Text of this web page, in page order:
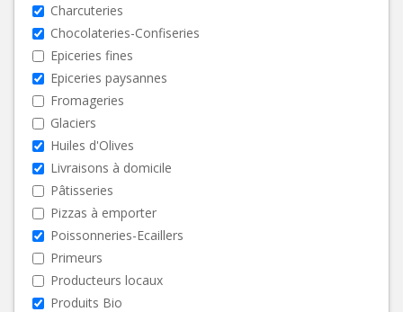
Charcuteries
Chocolateries-Confiseries
Epiceries fines
Epiceries paysannes
Fromageries
Glaciers
Huiles d'Olives
Livraisons à domicile
Pâtisseries
Pizzas à emporter
Poissonneries-Ecaillers
Primeurs
Producteurs locaux
Produits Bio